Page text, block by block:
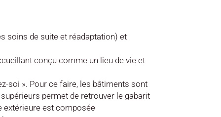
soins de suite et réadaptation) et
conçu comme un lieu de vie et
soi ». Pour ce faire, les bâtiments sont
permet de retrouver le gabarit
extérieure est composée